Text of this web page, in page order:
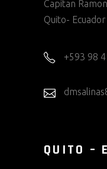
Capitan
Quito- Ecuador
+593 98
QUITO –